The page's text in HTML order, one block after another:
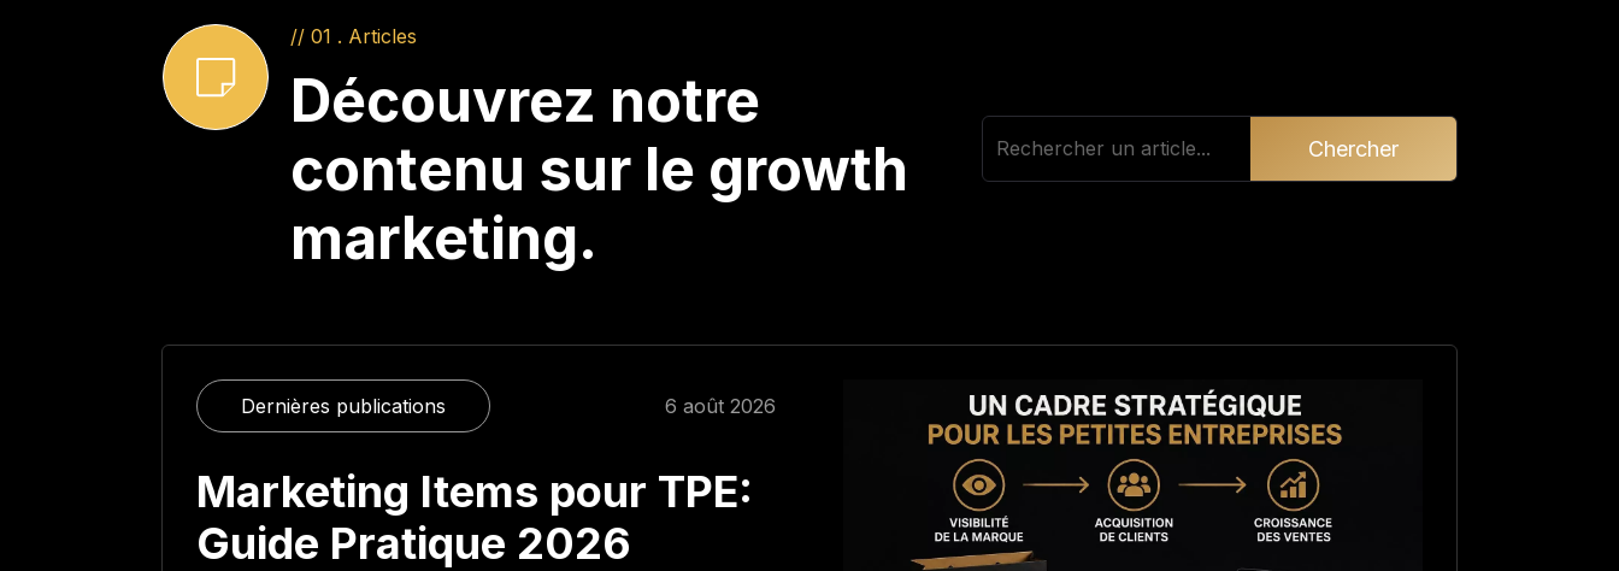
// 01 . Articles
Découvrez notre
contenu sur le growth
marketing.
Dernières publications 6 août 2026
Marketing Items pour TPE:
Guide Pratique 2026